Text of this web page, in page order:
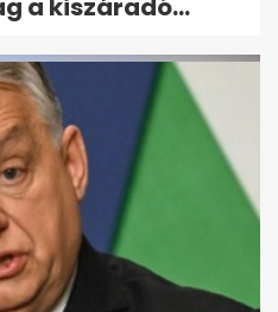
a kiszáradó...